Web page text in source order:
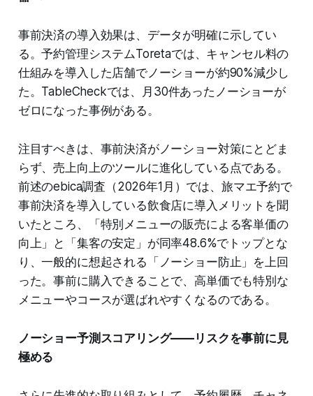
事前決済の導入効果は、データが明確に示してい
る。予約管理システムToretaでは、キャンセル料の
仕組みを導入した店舗でノーショーが約90%減少し
た。TableCheckでは、月30件あったノーショーが
ゼロになった事例がある。
注目すべきは、事前決済がノーショー対策にとどま
らず、売上向上のツールに進化している点である。
前述のebica調査（2026年1月）では、旅マエ予約で
事前決済を導入している飲食店に導入メリットを聞
いたところ、「特別メニューの販売による客単価の
向上」と「集客の安定」が同率48.6%でトップとな
り、一般的に想起される「ノーショー防止」を上回
った。事前に購入できることで、高単価でも特別な
メニューやコースが選ばれやすくなるのである。
ノーショー予測スコアリング——リスクを事前に見
極める